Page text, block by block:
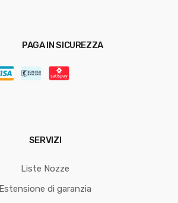
PAGA IN SICUREZZA
SERVIZI
Liste Nozze
Estensione di garanzia